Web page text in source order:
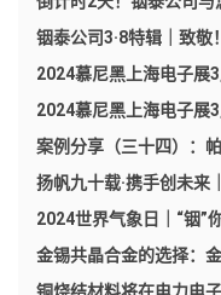
铟泰公司3·8特辑｜致敬
2024慕尼黑上海电子展
2024慕尼黑上海电子展
案例分享（三十四）：
扬帆九十载·携手创未来
2024世界气象日｜“铟”
金锡共晶合金的选择：